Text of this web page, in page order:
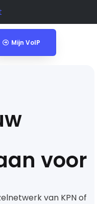
Mijn VoIP
voor
van KPN of